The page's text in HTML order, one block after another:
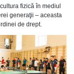
fizică în mediul
generaţii – aceasta
de drept.